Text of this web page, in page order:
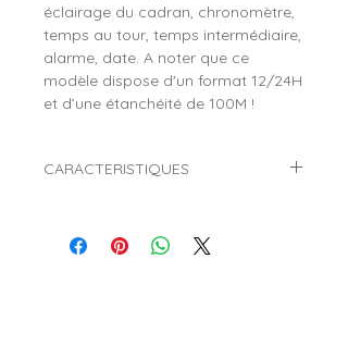
éclairage du cadran, chronomètre,
temps au tour, temps intermédiaire,
alarme, date. A noter que ce
modèle dispose d'un format 12/24H
et d’une étanchéité de 100M !
CARACTERISTIQUES
ICE Digit Ultra
Référence :
022093 (White)